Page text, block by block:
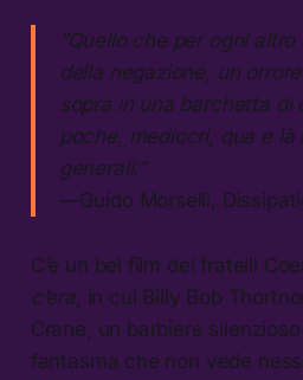
“Quello che per ogni altro
della negazione, un
sopra in una barchetta di
poche, mediocri, qua e là
generali.”
—Guido Morselli,
C’è un bel film dei fratelli
c’era, in cui Billy Bob
Crane, un barbiere
fantasma che non vede